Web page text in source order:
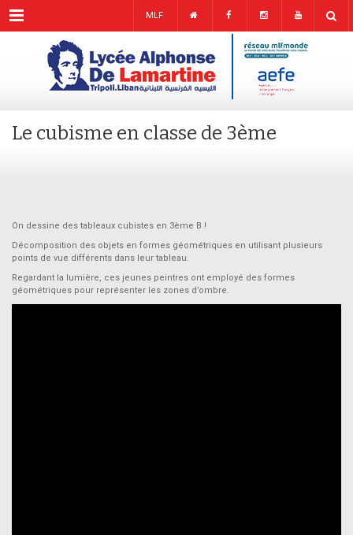
Menu MLF
Le cubisme en classe de 3ème
On dessine des tableaux cubistes en 3ème B !
Décomposition des objets en formes géométriques en utilisant plusieurs
points de vue différents dans leur tableau.
Regardant la lumière, ces jeunes peintres ont employé des formes
géométriques pour représenter les zones d’ombre.